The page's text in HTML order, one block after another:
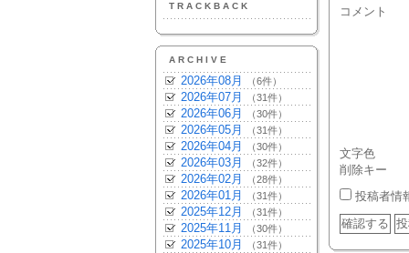
TRACKBACK
ARCHIVE
2026年08月 （6件）
2026年07月 （31件）
2026年06月 （30件）
2026年05月 （31件）
2026年04月 （30件）
2026年03月 （32件）
2026年02月 （28件）
2026年01月 （31件）
2025年12月 （31件）
2025年11月 （30件）
2025年10月 （31件）
コメント
文字色
削除キー
投稿者情